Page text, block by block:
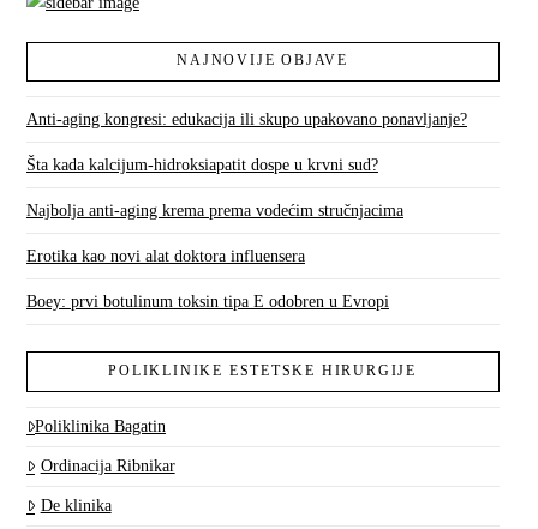
NAJNOVIJE OBJAVE
Anti-aging kongresi: edukacija ili skupo upakovano ponavljanje?
Šta kada kalcijum-hidroksiapatit dospe u krvni sud?
Najbolja anti-aging krema prema vodećim stručnjacima
Erotika kao novi alat doktora influensera
Boey: prvi botulinum toksin tipa E odobren u Evropi
POLIKLINIKE ESTETSKE HIRURGIJE
Poliklinika Bagatin
Ordinacija Ribnikar
De klinika